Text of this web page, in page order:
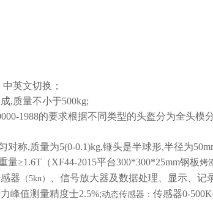
英文切换；
,质量不小于500kg;
1988的要求根据不同类型的头盔分为全头模
对称,质量为5(0-0.1)kg,锤头是半球形,半径为
量≥1.6T（XF44-2015平台300*300*25mm钢板烤
器 （5kn）
、信号放大器及数据处理、显示、
峰值测量精度士2.5%;动态传感器： 传感器0-